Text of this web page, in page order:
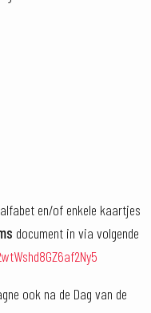
en/of enkele kaartjes
document in via volgende
ook na de Dag van de